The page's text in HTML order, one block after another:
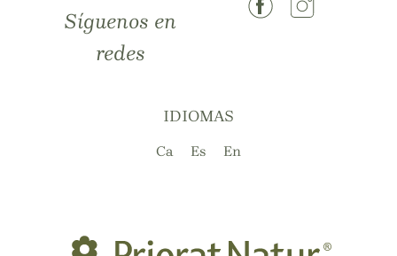
Síguenos en
redes
IDIOMAS
Ca Es En